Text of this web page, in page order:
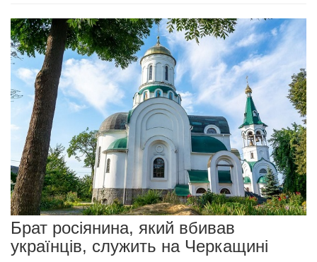
Брат росіянина, який вбивав
українців, служить на Черкащині